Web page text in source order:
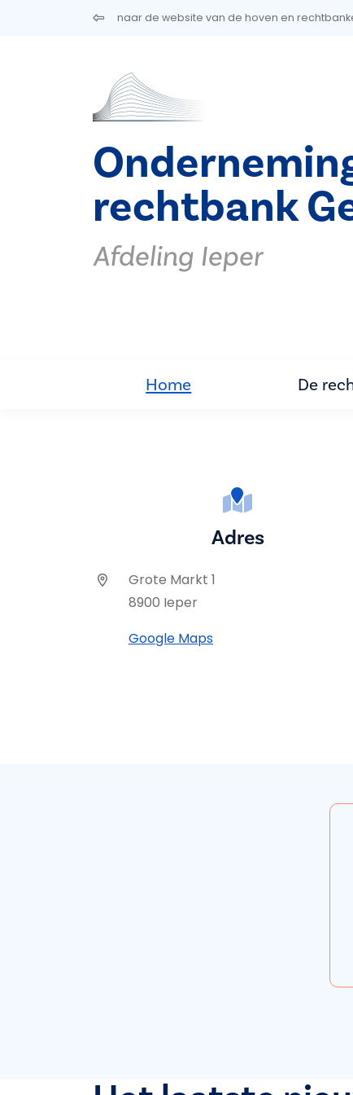
Overslaan en naar de inhoud gaan
naar de website van de hoven en
rechtbank
Afdeling Ieper
Home De
Adres
Grote Markt 1
8900 Ieper
Google Maps